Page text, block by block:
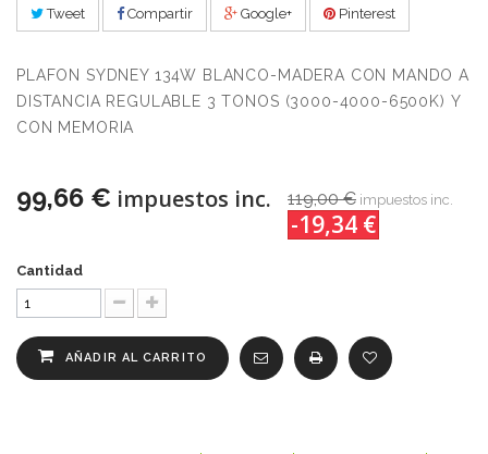
Tweet Compartir Google+ Pinterest
PLAFON SYDNEY 134W BLANCO-MADERA CON MANDO A
DISTANCIA REGULABLE 3 TONOS (3000-4000-6500K) Y
CON MEMORIA
99,66 € impuestos inc. 119,00 € impuestos inc.
-19,34 €
Cantidad
AÑADIR AL CARRITO